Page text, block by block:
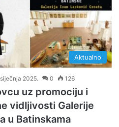
Aktualno
2025. 0 126
uz promociju i
vidljivosti Galerije
u Batinskama